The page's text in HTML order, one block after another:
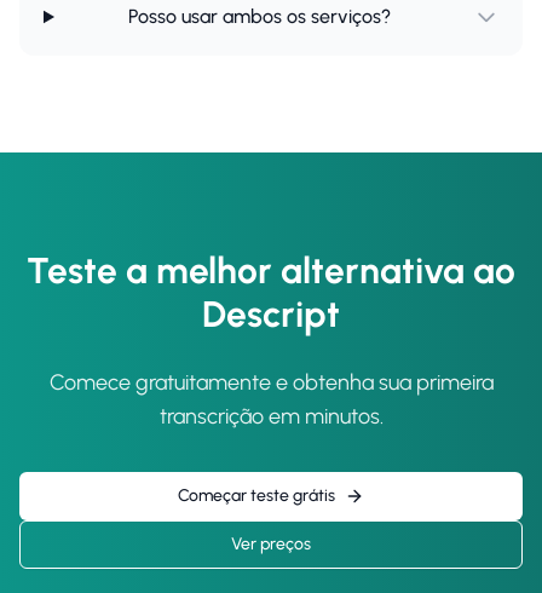
Posso usar ambos os serviços?
Teste a melhor alternativa ao
Descript
Comece gratuitamente e obtenha sua primeira
transcrição em minutos.
Começar teste grátis
Ver preços